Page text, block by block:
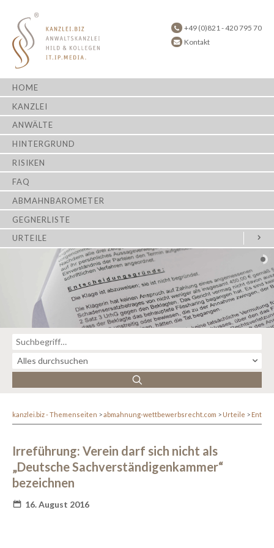
+49 (0)821 - 420 795 70
Kontakt
HOME
KANZLEI
ANWÄLTE
HINTERGRUND
RISIKEN
FAQ
ABMAHNBAROMETER
GEGNERLISTE
URTEILE
kanzlei.biz - Themenseiten abmahnung-wettbewerbsrecht.com Urteile
Irreführung: Verein darf sich nicht als
„Deutsche Sachverständigenkammer“
bezeichnen
16. August 2016